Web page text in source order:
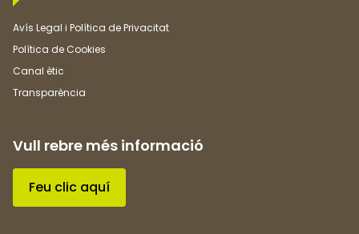
Avís Legal i Política de Privacitat
Política de Cookies
Canal ètic
Transparència
Vull rebre més informació
Feu clic aquí